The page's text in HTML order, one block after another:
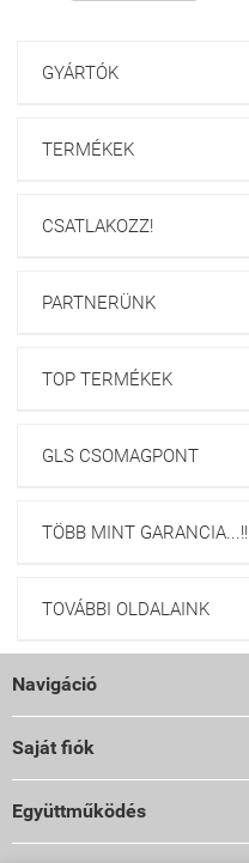
GYÁRTÓK
TERMÉKEK
CSATLAKOZZ!
PARTNERÜNK
TOP TERMÉKEK
GLS CSOMAGPONT
TÖBB MINT GARANCIA...!!
TOVÁBBI OLDALAINK
Navigáció
Saját fiók
Együttműködés